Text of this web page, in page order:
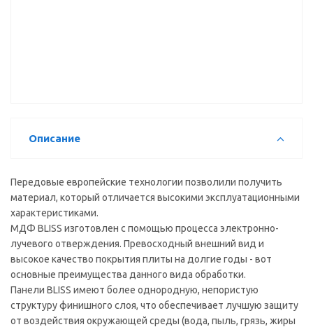
Описание
Передовые европейские технологии позволили получить
материал, который отличается высокими эксплуатационными
характеристиками.
МДФ BLISS изготовлен с помощью процесса электронно-
лучевого отверждения. Превосходный внешний вид и
высокое качество покрытия плиты на долгие годы - вот
основные преимущества данного вида обработки.
Панели BLISS имеют более однородную, непористую
структуру финишного слоя, что обеспечивает лучшую защиту
от воздействия окружающей среды (вода, пыль, грязь, жиры